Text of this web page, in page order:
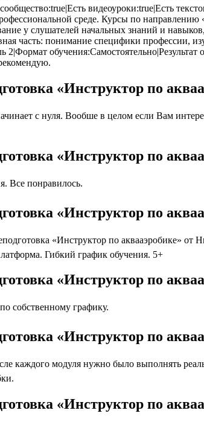
видеоуроки:true|Есть
среде. Курсы по направлению
у слушателей начальных знаний и
часть: понимание специфики профессии,
«Инструктор по
с нуля. Вообше в целом если Вам
«Инструктор по
Все понравилось.
«Инструктор по
«Инструктор по аквааэробике»
Гибкий график обучения. 5+
«Инструктор по
собственному графику.
«Инструктор по
каждого модуля нужно было выполнять
«Инструктор по